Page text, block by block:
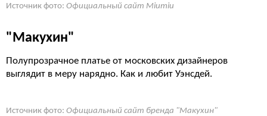
Источник фото: Официальный сайт Miumiu
"Макухин"
Полупрозрачное платье от московских дизайнеров
выглядит в меру нарядно. Как и любит Уэнсдей.
Источник фото: Официальный сайт бренда "Макухин"